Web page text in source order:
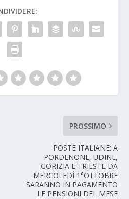
PROSSIMO
POSTE ITALIANE: A
PORDENONE, UDINE,
GORIZIA E TRIESTE DA
MERCOLEDÌ 1°OTTOBRE
SARANNO IN PAGAMENTO
LE PENSIONI DEL MESE